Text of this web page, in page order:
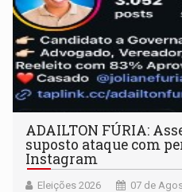
ADAILTON FÚRIA:
suposto ataque com
Instagram
Eleições 2026 07 de